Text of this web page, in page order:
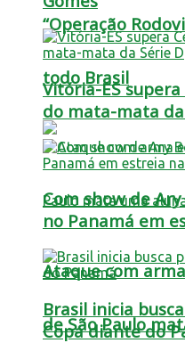
“Operação
todo Brasil
Ataque com
de São Paulo
Vitória-ES
do mata-mata
Com show de
no Panamá em
Brasil inicia
Copa diante do